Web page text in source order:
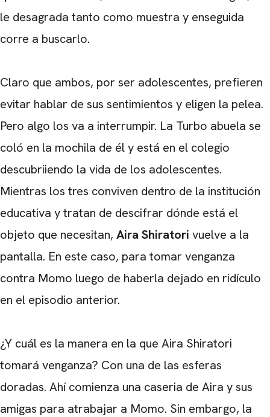
le desagrada tanto como muestra y enseguida
corre a buscarlo.
Claro que ambos, por ser adolescentes, prefieren
evitar hablar de sus sentimientos y eligen la pelea.
Pero algo los va a interrumpir. La Turbo abuela se
coló en la mochila de él y está en el colegio
descubriiendo la vida de los adolescentes.
Mientras los tres conviven dentro de la institución
educativa y tratan de descifrar dónde está el
objeto que necesitan, Aira Shiratori vuelve a la
pantalla. En este caso, para tomar venganza
contra Momo luego de haberla dejado en ridículo
en el episodio anterior.
¿Y cuál es la manera en la que Aira Shiratori
tomará venganza? Con una de las esferas
doradas. Ahí comienza una caseria de Aira y sus
amigas para atrabajar a Momo. Sin embargo, la
CARREGANDO PUBLICIDADE